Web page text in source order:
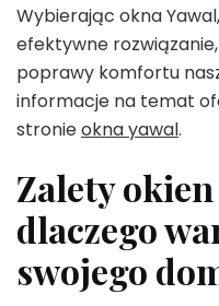
Wybierając okna
efektywne
poprawy komfortu
informacje na temat
stronieokna yawal.
Zalety
dlaczego
swojego